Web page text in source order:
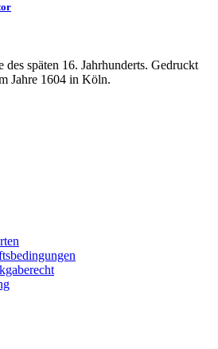
des späten 16. Jahrhunderts. Gedruckt
Jahre 1604 in Köln.